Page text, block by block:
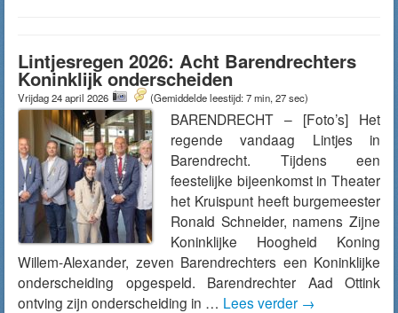
Lintjesregen 2026: Acht Barendrechters
Koninklijk onderscheiden
Vrijdag 24 april 2026 (Gemiddelde leestijd: 7 min, 27 sec)
BARENDRECHT – [Foto’s] Het
regende vandaag Lintjes in
Barendrecht. Tijdens een
feestelijke bijeenkomst in Theater
het Kruispunt heeft burgemeester
Ronald Schneider, namens Zijne
Koninklijke Hoogheid Koning
Willem-Alexander, zeven Barendrechters een Koninklijke
onderscheiding opgespeld. Barendrechter Aad Ottink
ontving zijn onderscheiding in … Lees verder →